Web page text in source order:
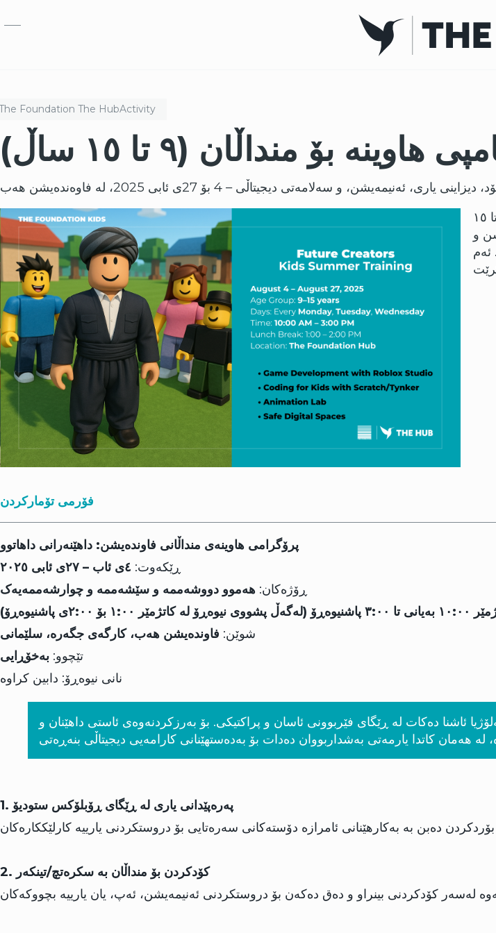
Foundation The HubActivity
بۆ منداڵان (٩ تا ١٥ ساڵ)
فۆرمی تۆمارکردن
داهێنەرانی داهاتوو بەرنامەیەکی هاوینەی بێبەرامبەر و پراکتیکییە بۆ منداڵانی تەمەن ٩ تا ١٥
و
ئەم
پرۆگرامی هاوینەی منداڵانی فاوندەیشن: داهێنەرانی داهاتوو
ڕێکەوت: ٤ی ئاب – ٢٧ی ئابی ٢٠٢٥
ڕۆژەکان: هەموو دووشەممە و سێشەممە و چوارشەممەیەک
نیوەڕۆ لە کاتژمێر ١:٠٠ بۆ ٢:٠٠ی پاشنیوەڕۆ)
شوێن: فاوندەیشن هەب، کارگەی جگەرە، سلێمانی
تێچوو: بەخۆڕایی
نانی نیوەڕۆ: دابین کراوە
داهاتوو منداڵانی تەمەن ٩-١٥ ساڵ بە تەکنەلۆژیا ئاشنا دەکات لە ڕێگای فێربوونی ئاسان و پراکتیکی. بۆ بەرزکردنەوەی ئاستی داهێنان و
1. پەرەپێدانی یاری لە ڕێگای ڕۆبلۆکس ستودیۆ
2. کۆدکردن بۆ منداڵان بە سکرەتچ/تینکەر